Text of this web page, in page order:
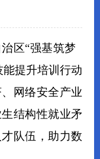
区“强基筑梦
能提升培训行动
网络安全产业
结构性就业矛
队伍，助力数